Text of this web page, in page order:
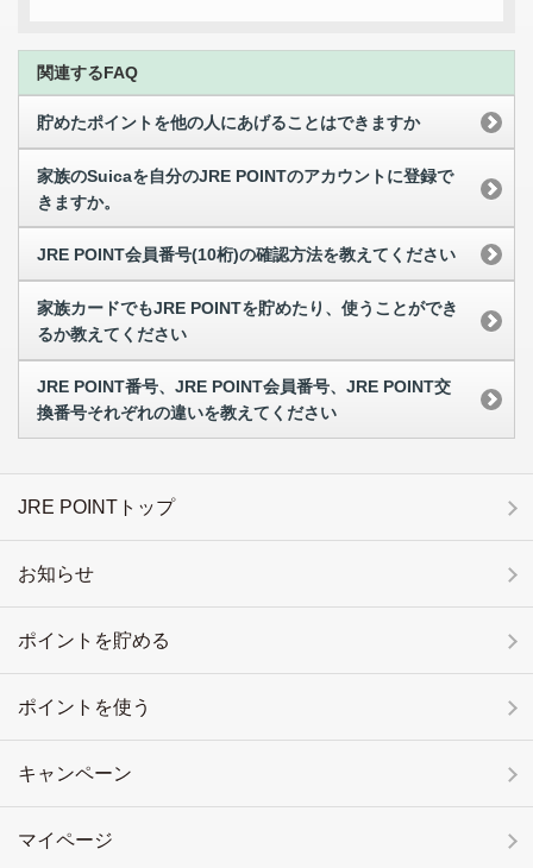
関連するFAQ
貯めたポイントを他の人にあげることはできますか
家族のSuicaを自分のJRE POINTのアカウントに登録で
きますか。
JRE POINT会員番号(10桁)の確認方法を教えてください
家族カードでもJRE POINTを貯めたり、使うことができ
るか教えてください
JRE POINT番号、JRE POINT会員番号、JRE POINT交
換番号それぞれの違いを教えてください
JRE POINTトップ
お知らせ
ポイントを貯める
ポイントを使う
キャンペーン
マイページ